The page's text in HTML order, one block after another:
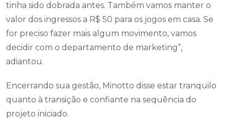
tinha sido dobrada antes. Também vamos manter o
valor dos ingressos a R$ 50 para os jogos em casa. Se
for preciso fazer mais algum movimento, vamos
decidir com o departamento de marketing”,
adiantou.
Encerrando sua gestão, Minotto disse estar tranquilo
quanto à transição e confiante na sequência do
projeto iniciado.